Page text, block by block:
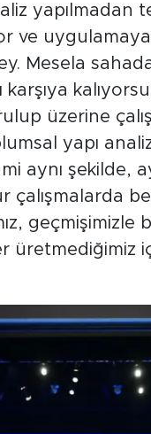
yapılmadan
ve uygulamaya
Mesela
karşıya
üzerine
yapı
aynı şekilde,
çalışmalarda
geçmişimizle
üretmediğimiz